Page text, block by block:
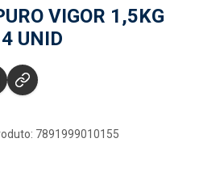
VIGOR 1,5KG
UNID
7891999010155